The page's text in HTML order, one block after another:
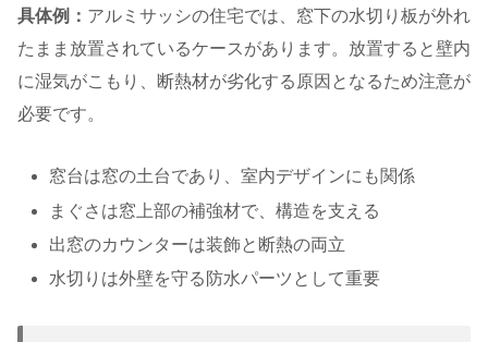
具体例： アルミサッシの住宅では、窓下の水切り板が外れ
たまま放置されているケースがあります。放置すると壁内
に湿気がこもり、断熱材が劣化する原因となるため注意が
必要です。
窓台は窓の土台であり、室内デザインにも関係
まぐさは窓上部の補強材で、構造を支える
出窓のカウンターは装飾と断熱の両立
水切りは外壁を守る防水パーツとして重要